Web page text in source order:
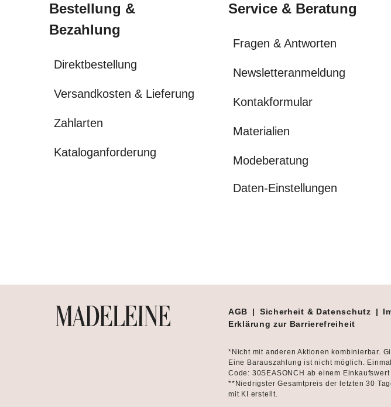
Bestellung &
Bezahlung
Direktbestellung
Versandkosten & Lieferung
Zahlarten
Kataloganforderung
Service & Beratung
Fragen & Antworten
Newsletteranmeldung
Kontakformular
Materialien
Modeberatung
Daten-Einstellungen
AGB | Sicherheit & Datenschutz |
Erklärung zur Barrierefreiheit
*Nicht mit anderen Aktionen kombinierbar.
Eine Barauszahlung ist nicht möglich.
Code: 30SEASONCH ab einem
**Niedrigster Gesamtpreis der letzten 30
mit KI erstellt.